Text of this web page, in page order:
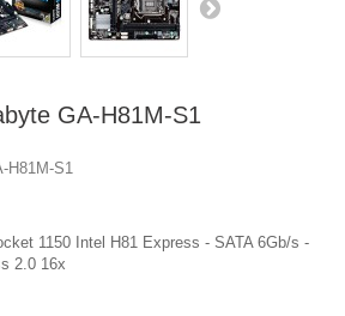
GA-H81M-S1
H81M-S1
1150 Intel H81 Express - SATA 6Gb/s -
2.0 16x